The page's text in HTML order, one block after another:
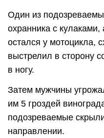
Один из
охранника с кулаками,
остался у мотоцикла,
выстрелил в сторону
в ногу.
Затем мужчины
им 5 гроздей
подозреваемые
направлении.